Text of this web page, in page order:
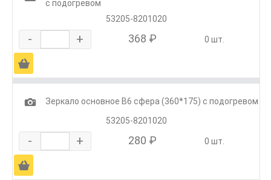
с подогревом
53205-8201020
- + 368 ₽ 0 шт.
Ä
1
Зеркало основное В6 сфера (360*175) с подогревом
53205-8201020
- + 280 ₽ 0 шт.
Ä